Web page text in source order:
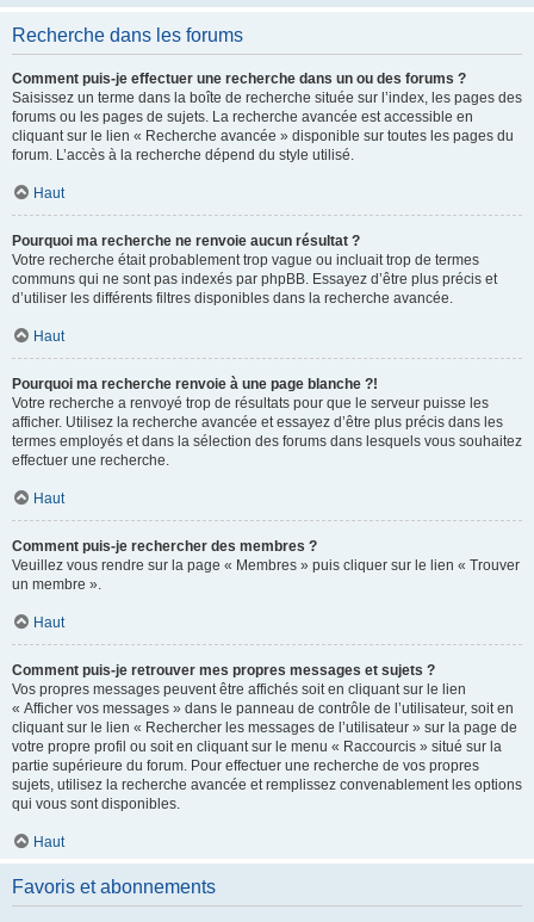
Recherche dans les forums
Comment puis-je effectuer une recherche dans un ou des forums ?
Saisissez un terme dans la boîte de recherche située sur l’index, les pages des
forums ou les pages de sujets. La recherche avancée est accessible en
cliquant sur le lien « Recherche avancée » disponible sur toutes les pages du
forum. L’accès à la recherche dépend du style utilisé.
Haut
Pourquoi ma recherche ne renvoie aucun résultat ?
Votre recherche était probablement trop vague ou incluait trop de termes
communs qui ne sont pas indexés par phpBB. Essayez d’être plus précis et
d’utiliser les différents filtres disponibles dans la recherche avancée.
Haut
Pourquoi ma recherche renvoie à une page blanche ?!
Votre recherche a renvoyé trop de résultats pour que le serveur puisse les
afficher. Utilisez la recherche avancée et essayez d’être plus précis dans les
termes employés et dans la sélection des forums dans lesquels vous souhaitez
effectuer une recherche.
Haut
Comment puis-je rechercher des membres ?
Veuillez vous rendre sur la page « Membres » puis cliquer sur le lien « Trouver
un membre ».
Haut
Comment puis-je retrouver mes propres messages et sujets ?
Vos propres messages peuvent être affichés soit en cliquant sur le lien
« Afficher vos messages » dans le panneau de contrôle de l’utilisateur, soit en
cliquant sur le lien « Rechercher les messages de l’utilisateur » sur la page de
votre propre profil ou soit en cliquant sur le menu « Raccourcis » situé sur la
partie supérieure du forum. Pour effectuer une recherche de vos propres
sujets, utilisez la recherche avancée et remplissez convenablement les options
qui vous sont disponibles.
Haut
Favoris et abonnements